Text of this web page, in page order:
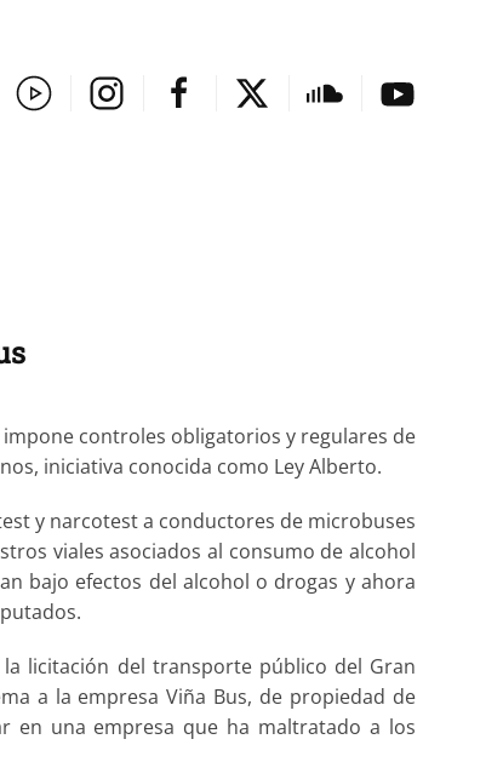
controles obligatorios y regulares de
iniciativa conocida como Ley Alberto.
y narcotest a conductores de microbuses
viales asociados al consumo de alcohol
bajo efectos del alcohol o drogas y ahora
licitación del transporte público del Gran
a la empresa Viña Bus, de propiedad de
en una empresa que ha maltratado a los